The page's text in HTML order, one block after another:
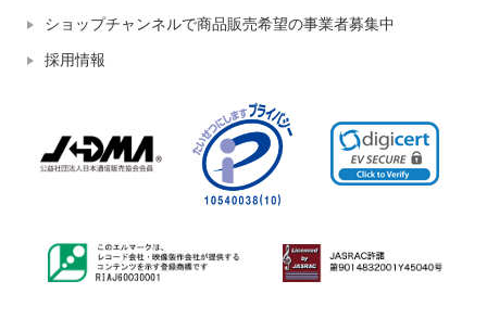
ショップチャンネルで商品販売希望の事業者募集中
採用情報